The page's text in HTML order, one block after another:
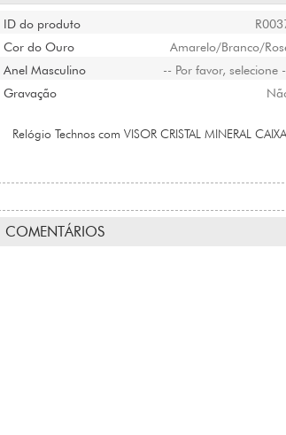
ID do produto
Cor do Ouro Amarelo/Branco/
Anel Masculino -- Por favor, selecione --
Gravação
Relógio Technos com VISOR CRISTAL MINERAL
COMENTÁRIOS